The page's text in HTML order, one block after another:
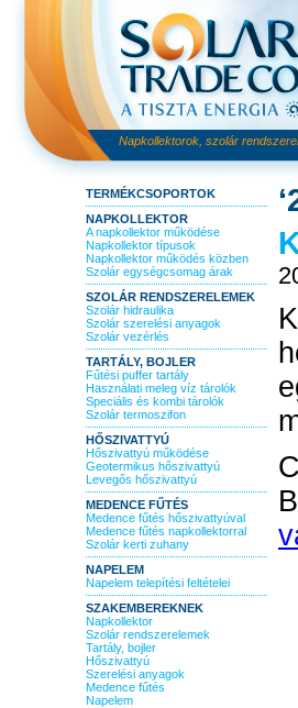
Napkollektorok, szolár
TERMÉKCSOPORTOK
NAPKOLLEKTOR
A napkollektor működése
Napkollektor típusok
Napkollektor működés közben
Szolár egységcsomag árak
SZOLÁR RENDSZERELEMEK
Szolár hidraulika
Szolár szerelési anyagok
Szolár vezérlés
TARTÁLY, BOJLER
Fűtési puffer tartály
Használati meleg víz tárolók
Speciális és kombi tárolók
Szolár termoszifon
HŐSZIVATTYÚ
Hőszivattyú működése
Geotermikus hőszivattyú
Levegős hőszivattyú
MEDENCE FŰTÉS
Medence fűtés hőszivattyúval
Medence fűtés napkollektorral
Szolár kerti zuhany
NAPELEM
Napelem telepítési feltételei
SZAKEMBEREKNEK
Napkollektor
Szolár rendszerelemek
Tartály, bojler
Hőszivattyú
Szerelési anyagok
Medence fűtés
Napelem